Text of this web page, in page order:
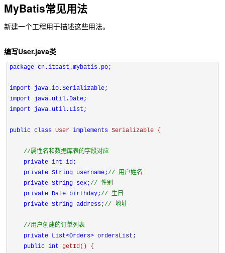
MyBatis常见用法
新建一个工程用于描述这些用法。
编写User.java类
package cn.itcast.mybatis.po;
import java.util.List;
public class User implements Serializable {
//属性名和数据库表的字段对应
private int id;
private String username;// 用户姓名
private String sex;// 性别
private Date birthday;// 生日
private String address;// 地址
//用户创建的订单列表
private List<Orders> ordersList;
public int getId() {